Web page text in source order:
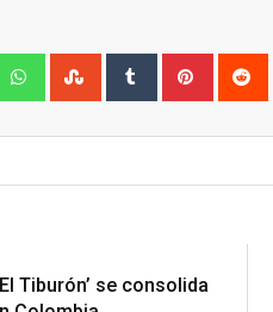
WhatsappStumbleUpon
Tumblr Pinterest
Tiburón’ se consolida